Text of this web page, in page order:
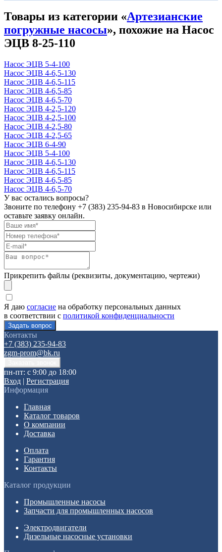
Товары из категории «Артезианские
погружные насосы», похожие на Насос
ЭЦВ 8-25-110
Насос ЭЦВ 5-4-100
Насос ЭЦВ 4-6,5-130
Насос ЭЦВ 4-6,5-115
Насос ЭЦВ 4-6,5-85
Насос ЭЦВ 4-6,5-70
Насос ЭЦВ 4-2,5-120
Насос ЭЦВ 4-2,5-100
Насос ЭЦВ 4-2,5-80
Насос ЭЦВ 4-2,5-65
Насос ЭЦВ 6-4-90
Насос ЭЦВ 5-4-100
Насос ЭЦВ 4-6,5-130
Насос ЭЦВ 4-6,5-115
Насос ЭЦВ 4-6,5-85
Насос ЭЦВ 4-6,5-70
У вас остались вопросы?
Звоните по телефону +7 (383) 235-94-83 в Новосибирске или
оставьте заявку онлайн.
Прикрепить файлы (реквизиты, документацию, чертежи)
Я даю согласие на обработку персональных данных
в соответствии с политикой конфиденциальности
Контакты
+7 (383) 235-94-83
zgm-prom@bk.ru
пн-пт: с 9:00 до 18:00
Вход | Регистрация
Информация
Главная
Каталог товаров
О компании
Доставка
Оплата
Гарантия
Контакты
Каталог продукции
Промышленные насосы
Запчасти для промышленных насосов
Электродвигатели
Дизельные насосные установки